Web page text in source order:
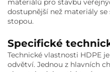
materiálů pro stavbu
dostupnější než materiály
stopou.
Specifické
Technické vlastnosti HDPE
odvětví. Jednou z hlavních